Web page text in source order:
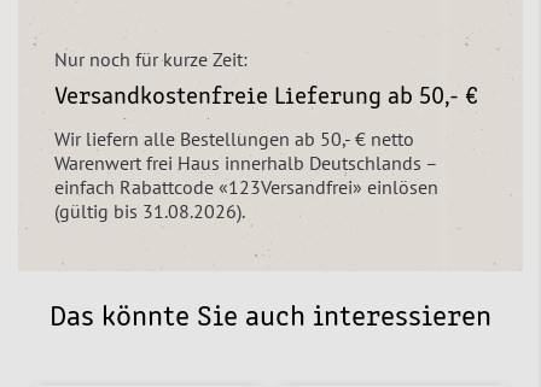
Nur noch für kurze Zeit:
Versandkostenfreie Lieferung ab 50,- €
Wir liefern alle Bestellungen ab 50,- € netto
Warenwert frei Haus innerhalb Deutschlands –
einfach Rabattcode «123Versandfrei» einlösen
(gültig bis 31.08.2026).
Das könnte Sie auch interessieren